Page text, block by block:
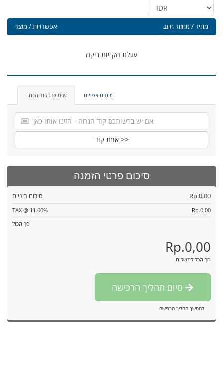
אפשרויות / מוצר מחיר / מחזור חיוב
עגלת הקניות ריקה
שימוש בקוד הנחה מיסים צפויים
אמת קוד >>
סיכום פרטי הזמנה
סיכום ביניים Rp.0,00
TAX @ 11.00%
Rp.0,00
סך הכול
Rp.0,00
סך הכל לתשלום
להמשך תהליך הרכישה